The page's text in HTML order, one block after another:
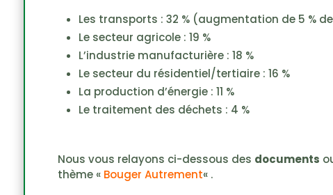
Les transports : 32 % (augmentation de 5 %
Le secteur agricole : 19 %
L’industrie manufacturière : 18 %
Le secteur du résidentiel/tertiaire : 16 %
La production d’énergie : 11 %
Le traitement des déchets : 4 %
Nous vous relayons ci-dessous des documents
thème « Bouger Autrement« .